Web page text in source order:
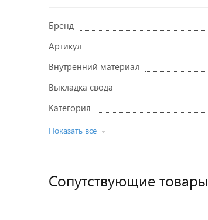
Бренд
Артикул
Внутренний материал
Выкладка свода
Категория
Показать все
Сопутствующие товары